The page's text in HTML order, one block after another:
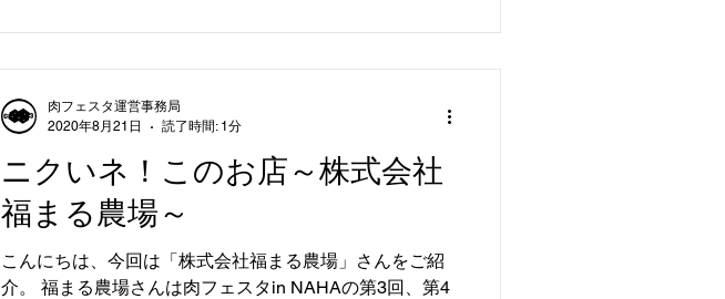
ニクいネ！このお店～株式会社
福まる農場～
こんにちは、今回は「株式会社福まる農場」さんをご紹
介。 福まる農場さんは肉フェスタin NAHAの第3回、第4
肉フェスタ運営事務局
2020年8月21日
読了時間: 1分